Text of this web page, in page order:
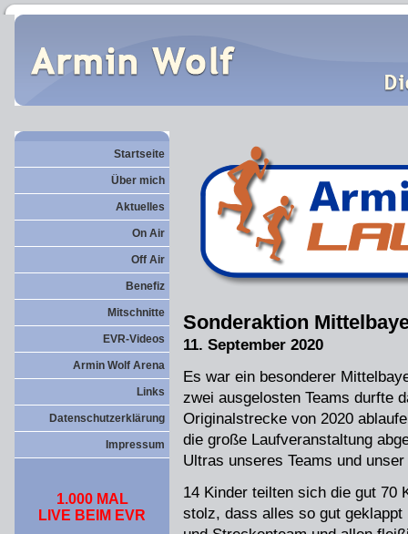
Startseite
Über mich
Aktuelles
On Air
Off Air
Benefiz
Mitschnitte
EVR-Videos
Armin Wolf Arena
Links
Datenschutzerklärung
Impressum
1.000 MAL
LIVE BEIM EVR
Sonderaktion
11. September 2020
Es war ein besonderer
zwei ausgelosten Teams durfte
Originalstrecke von 2020
die große Laufveranstaltung
Ultras unseres Teams und
14 Kinder teilten sich die gut 70
stolz, dass alles so gut